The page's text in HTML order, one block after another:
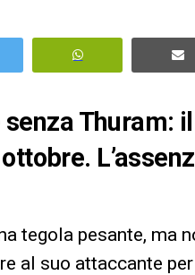
Thuram:
tegola pesante, ma
al suo attaccante